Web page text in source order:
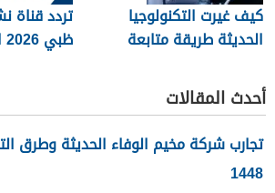
كيف غيرت التكنولوجيا
الحديثة طريقة متابعة
تردد قناة
ظبي 2026 الجديد
أحدث المقالات
تجارب شركة مخيم الوفاء الحديثة وطرق
1448